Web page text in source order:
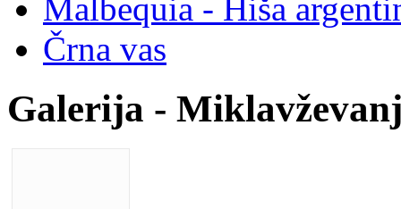
Malbequia - Hiša
Črna vas
Galerija -